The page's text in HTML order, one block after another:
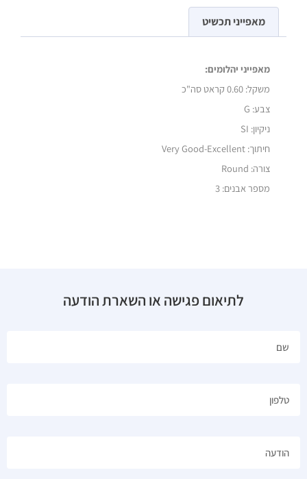
מאפייני תכשיט
מאפייני יהלומים:
משקל: 0.60 קראט סה"כ
צבע: G
ניקיון: SI
חיתוך: Very Good-Excellent
צורה: Round
מספר אבנים: 3
לתיאום פגישה או השארת הודעה